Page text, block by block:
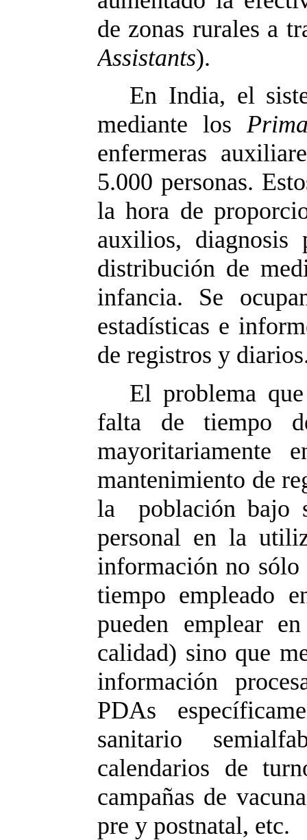
de zonas rurales a
Assistants).
En India, el
mediante los
enfermeras
5.000 personas.
la hora de
auxilios, diagnosis
distribución de
infancia. Se
estadísticas e
de registros y
El problema
falta de tiempo
mayoritariamente
mantenimiento de
la población bajo
personal en la
información no
tiempo empleado
pueden emplear
calidad) sino que
información
PDAs
sanitario
calendarios de
campañas de
pre y postnatal, etc.